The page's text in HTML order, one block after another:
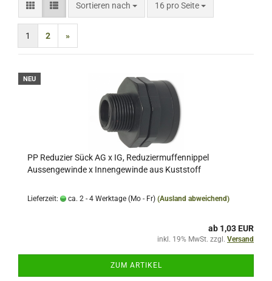
Sortieren nach
Sortieren nach 16 pro Seite
pro Seite
1 2 »
NEU
PP Reduzier Sück AG x IG, Reduziermuffennippel
Aussengewinde x Innengewinde aus Kuststoff
Lieferzeit: ca. 2 - 4 Werktage (Mo - Fr) (Ausland abweichend)
ab 1,03 EUR
inkl. 19% MwSt. zzgl. Versand
ZUM ARTIKEL